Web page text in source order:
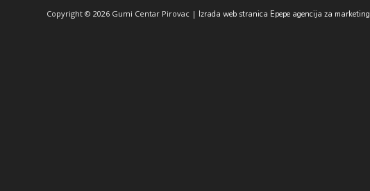
Copyright © 2026 Gumi Centar Pirovac | Izrada web stranica Epepe agencija za marketing